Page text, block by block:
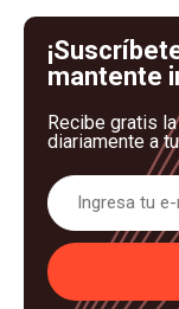
mantente
Recibe gratis
diariamente a